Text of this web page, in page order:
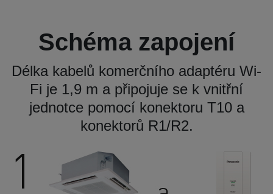
Schéma zapojení
Délka kabelů komerčního adaptéru Wi-
Fi je 1,9 m a připojuje se k vnitřní
jednotce pomocí konektoru T10 a
konektorů R1/R2.